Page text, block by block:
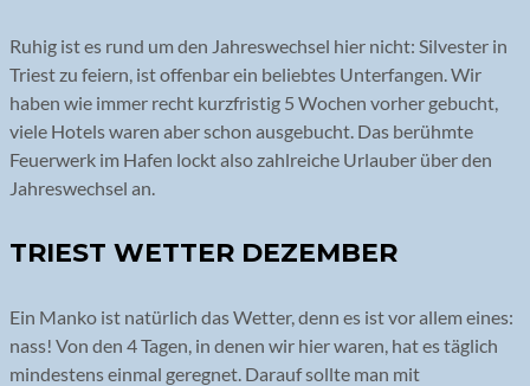
Ruhig ist es rund um den Jahreswechsel hier nicht: Silvester in
Triest zu feiern, ist offenbar ein beliebtes Unterfangen. Wir
haben wie immer recht kurzfristig 5 Wochen vorher gebucht,
viele Hotels waren aber schon ausgebucht. Das berühmte
Feuerwerk im Hafen lockt also zahlreiche Urlauber über den
Jahreswechsel an.
TRIEST WETTER DEZEMBER
Ein Manko ist natürlich das Wetter, denn es ist vor allem eines:
nass! Von den 4 Tagen, in denen wir hier waren, hat es täglich
mindestens einmal geregnet. Darauf sollte man mit